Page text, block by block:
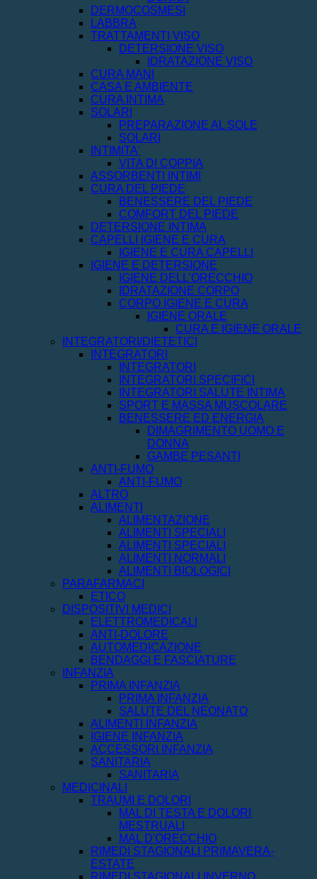
DERMOCOSMESI
LABBRA
TRATTAMENTI VISO
DETERSIONE VISO
IDRATAZIONE VISO
CURA MANI
CASA E AMBIENTE
CURA INTIMA
SOLARI
PREPARAZIONE AL SOLE
SOLARI
INTIMITA'
VITA DI COPPIA
ASSORBENTI INTIMI
CURA DEL PIEDE
BENESSERE DEL PIEDE
COMFORT DEL PIEDE
DETERSIONE INTIMA
CAPELLI IGIENE E CURA
IGIENE E CURA CAPELLI
IGIENE E DETERSIONE
IGIENE DELL'ORECCHIO
IDRATAZIONE CORPO
CORPO IGIENE E CURA
IGIENE ORALE
CURA E IGIENE ORALE
INTEGRATORI/DIETETICI
INTEGRATORI
INTEGRATORI
INTEGRATORI SPECIFICI
INTEGRATORI SALUTE INTIMA
SPORT E MASSA MUSCOLARE
BENESSERE ED ENERGIA
DIMAGRIMENTO UOMO E
DONNA
GAMBE PESANTI
ANTI-FUMO
ANTI-FUMO
ALTRO
ALIMENTI
ALIMENTAZIONE
ALIMENTI SPECIALI
ALIMENTI SPECIALI
ALIMENTI NORMALI
ALIMENTI BIOLOGICI
PARAFARMACI
ETICO
DISPOSITIVI MEDICI
ELETTROMEDICALI
ANTI-DOLORE
AUTOMEDICAZIONE
BENDAGGI E FASCIATURE
INFANZIA
PRIMA INFANZIA
PRIMA INFANZIA
SALUTE DEL NEONATO
ALIMENTI INFANZIA
IGIENE INFANZIA
ACCESSORI INFANZIA
SANITARIA
SANITARIA
MEDICINALI
TRAUMI E DOLORI
MAL DI TESTA E DOLORI
MESTRUALI
MAL D'ORECCHIO
RIMEDI STAGIONALI PRIMAVERA-
ESTATE